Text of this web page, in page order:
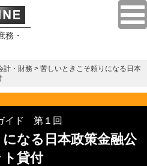
務・
計・財務 > 苦しいときこそ頼りになる日本
イド 第１回
なる日本政策金融公
貸付